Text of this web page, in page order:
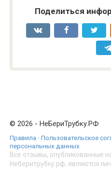
Поделиться
© 2026 - НеБериТрубку.РФ
Правила · Пользовательское
персональных данных
Все отзывы, опубликованные
Неберитрубку.рф, являются